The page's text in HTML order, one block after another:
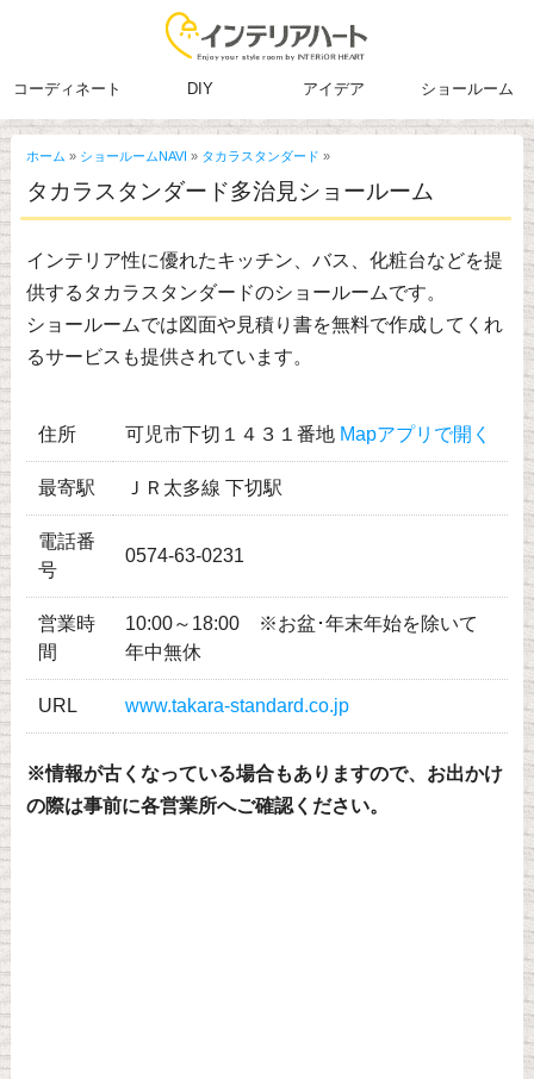
コーディネート DIY アイデア ショールーム
ホーム » ショールームNAVI » タカラスタンダード »
タカラスタンダード多治見ショールーム
インテリア性に優れたキッチン、バス、化粧台などを提
供するタカラスタンダードのショールームです。
ショールームでは図面や見積り書を無料で作成してくれ
るサービスも提供されています。
住所 可児市下切１４３１番地 Mapアプリで開く
最寄駅 ＪＲ太多線 下切駅
電話番
号
0574-63-0231
営業時
間
10:00～18:00 ※お盆･年末年始を除いて
年中無休
URL www.takara-standard.co.jp
※情報が古くなっている場合もありますので、お出かけ
の際は事前に各営業所へご確認ください。